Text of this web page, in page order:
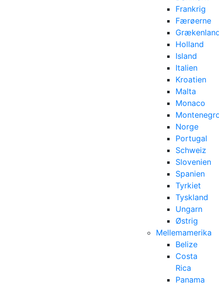
Frankrig
Færøerne
Holland
Island
Italien
Kroatien
Malta
Monaco
Norge
Portugal
Schweiz
Slovenien
Spanien
Tyrkiet
Tyskland
Ungarn
Østrig
Mellemamerika
Belize
Costa
Rica
Panama